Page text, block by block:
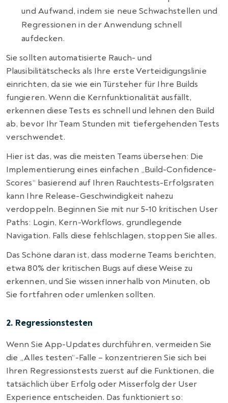
und Aufwand, indem sie neue Schwachstellen und
Regressionen in der Anwendung schnell
aufdecken.
Sie sollten automatisierte Rauch- und
Plausibilitätschecks als Ihre erste Verteidigungslinie
einrichten, da sie wie ein Türsteher für Ihre Builds
fungieren. Wenn die Kernfunktionalität ausfällt,
erkennen diese Tests es schnell und lehnen den Build
ab, bevor Ihr Team Stunden mit tiefergehenden Tests
verschwendet.
Hier ist das, was die meisten Teams übersehen: Die
Implementierung eines einfachen „Build-Confidence-
Scores“ basierend auf Ihren Rauchtests-Erfolgsraten
kann Ihre Release-Geschwindigkeit nahezu
verdoppeln. Beginnen Sie mit nur 5-10 kritischen User
Paths: Login, Kern-Workflows, grundlegende
Navigation. Falls diese fehlschlagen, stoppen Sie alles.
Das Schöne daran ist, dass moderne Teams berichten,
etwa 80% der kritischen Bugs auf diese Weise zu
erkennen, und Sie wissen innerhalb von Minuten, ob
Sie fortfahren oder umlenken sollten.
2. Regressionstesten
Wenn Sie App-Updates durchführen, vermeiden Sie
die „Alles testen“-Falle – konzentrieren Sie sich bei
Ihren Regressionstests zuerst auf die Funktionen, die
tatsächlich über Erfolg oder Misserfolg der User
Experience entscheiden. Das funktioniert so: